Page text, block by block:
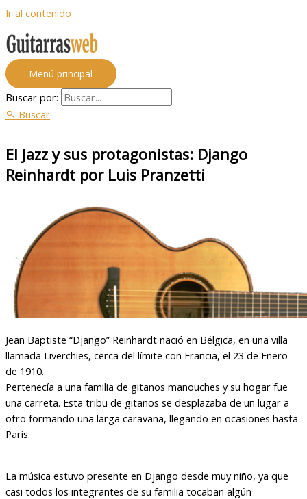
Ir al contenido
Menú principal
Buscar por:
Buscar
El Jazz y sus protagonistas: Django
Reinhardt por Luis Pranzetti
Jean Baptiste “Django” Reinhardt nació en Bélgica, en una villa
llamada Liverchies, cerca del límite con Francia, el 23 de Enero
de 1910.
Pertenecía a una familia de gitanos manouches y su hogar fue
una carreta. Esta tribu de gitanos se desplazaba de un lugar a
otro formando una larga caravana, llegando en ocasiones hasta
París.
La música estuvo presente en Django desde muy niño, ya que
casi todos los integrantes de su familia tocaban algún